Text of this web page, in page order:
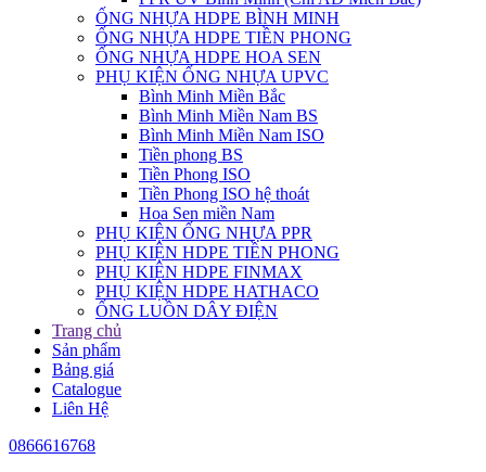
ỐNG NHỰA HDPE BÌNH MINH
ỐNG NHỰA HDPE TIỀN PHONG
ỐNG NHỰA HDPE HOA SEN
PHỤ KIỆN ỐNG NHỰA UPVC
Bình Minh Miền Bắc
Bình Minh Miền Nam BS
Bình Minh Miền Nam ISO
Tiền phong BS
Tiền Phong ISO
Tiền Phong ISO hệ thoát
Hoa Sen miền Nam
PHỤ KIỆN ỐNG NHỰA PPR
PHỤ KIỆN HDPE TIỀN PHONG
PHỤ KIỆN HDPE FINMAX
PHỤ KIỆN HDPE HATHACO
ỐNG LUỒN DÂY ĐIỆN
Trang chủ
Sản phẩm
Bảng giá
Catalogue
Liên Hệ
0866616768